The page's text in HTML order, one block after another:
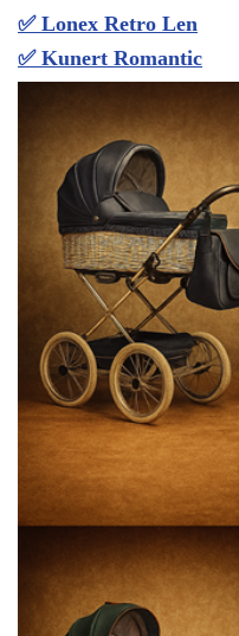
✅ Lonex Retro Len
✅ Kunert Romantic